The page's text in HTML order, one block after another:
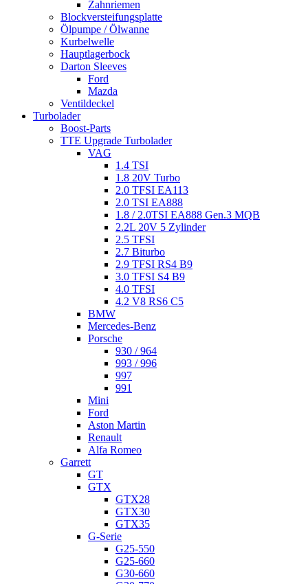
Zahnriemen
Blockversteifungsplatte
Ölpumpe / Ölwanne
Kurbelwelle
Hauptlagerbock
Darton Sleeves
Ford
Mazda
Ventildeckel
Turbolader
Boost-Parts
TTE Upgrade Turbolader
VAG
1.4 TSI
1.8 20V Turbo
2.0 TFSI EA113
2.0 TSI EA888
1.8 / 2.0TSI EA888 Gen.3 MQB
2.2L 20V 5 Zylinder
2.5 TFSI
2.7 Biturbo
2.9 TFSI RS4 B9
3.0 TFSI S4 B9
4.0 TFSI
4.2 V8 RS6 C5
BMW
Mercedes-Benz
Porsche
930 / 964
993 / 996
997
991
Mini
Ford
Aston Martin
Renault
Alfa Romeo
Garrett
GT
GTX
GTX28
GTX30
GTX35
G-Serie
G25-550
G25-660
G30-660